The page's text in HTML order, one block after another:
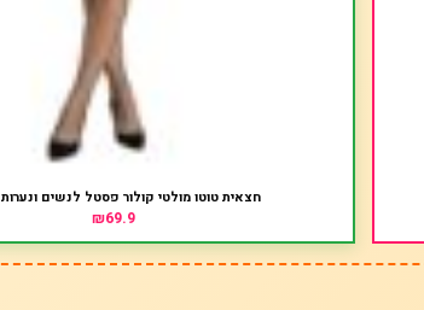
חצאית טוטו מולטי קולור פסטל לנשים ונערות
₪69.9